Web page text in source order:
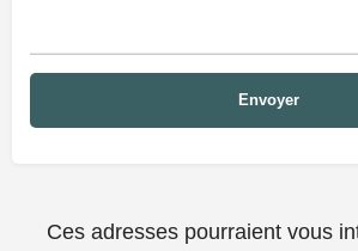
Ces adresses pourraient vous